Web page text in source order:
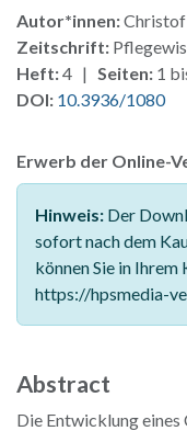
Autor*innen:
Zeitschrift:
Heft:4 | Seiten: 1
DOI: 10.3936/1080
Erwerb der Online-
Hinweis: Der
sofort nach dem
können Sie in
https://hpsmedia-
Abstract
Die Entwicklung